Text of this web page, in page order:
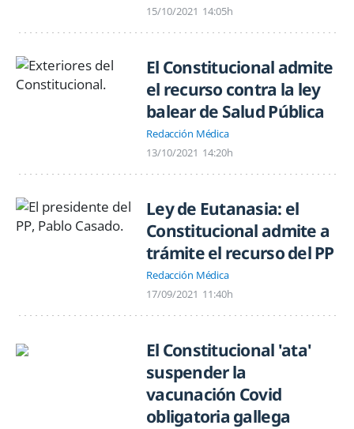
15/10/2021 14:05h
El Constitucional admite
el recurso contra la ley
balear de Salud Pública
Redacción Médica
13/10/2021 14:20h
Ley de Eutanasia: el
Constitucional admite a
trámite el recurso del PP
Redacción Médica
17/09/2021 11:40h
El Constitucional 'ata'
suspender la
vacunación Covid
obligatoria gallega